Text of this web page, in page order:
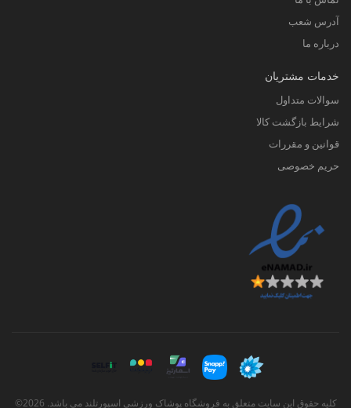
آدرس شعب
درباره ما
خدمات مشتریان
سوالات متداول
شرایط بازگشت کالا
قوانین و مقررات
حریم خصوصی
کلیه حقوق این سایت متعلق به فروشگاه پوشاک ورزشی اسپورتلند می باشد. 2026©